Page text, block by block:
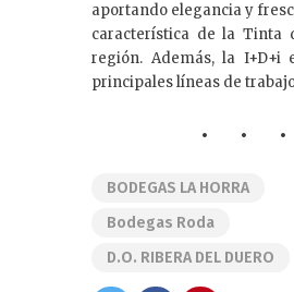
aportando elegancia y
característica de la Tinta
región. Además, la I+D+i
principales líneas de
BODEGAS LA HORRA
Bodegas Roda
D.O. RIBERA DEL DUERO